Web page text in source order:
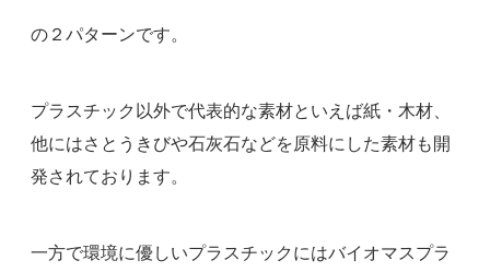
の２パターンです。
プラスチック以外で代表的な素材といえば紙・木材、
他にはさとうきびや石灰石などを原料にした素材も開
発されております。
一方で環境に優しいプラスチックにはバイオマスプラ